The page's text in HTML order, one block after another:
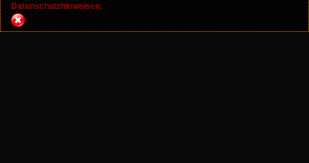
Datenschutzhinweisen.